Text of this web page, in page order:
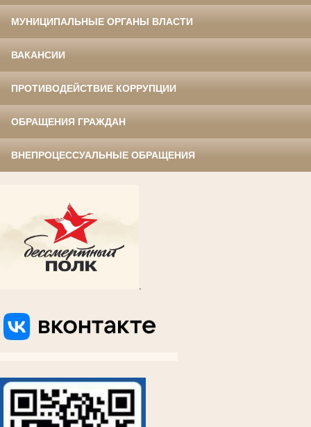
МУНИЦИПАЛЬНЫЕ ОРГАНЫ ВЛАСТИ
ВАКАНСИИ
ПРОТИВОДЕЙСТВИЕ КОРРУПЦИИ
ОБРАЩЕНИЯ ГРАЖДАН
ВНЕПРОЦЕССУАЛЬНЫЕ ОБРАЩЕНИЯ
.